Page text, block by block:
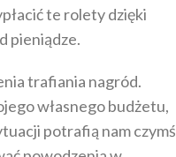
te rolety dzięki
pieniądze.
trafiania nagród.
własnego budżetu,
potrafią nam czymś